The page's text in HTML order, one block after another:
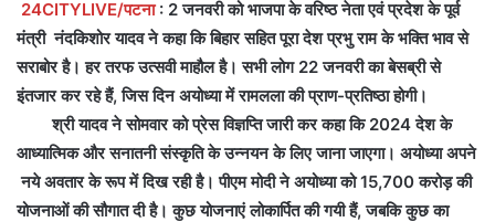
24CITYLIVE/पटना : 2 जनवरी को भाजपा के वरिष्ठ नेता एवं प्रदेश के पूर्व
मंत्री नंदकिशोर यादव ने कहा कि बिहार सहित पूरा देश प्रभु राम के भक्ति भाव से
सराबोर है। हर तरफ उत्सवी माहौल है। सभी लोग 22 जनवरी का बेसब्री से
इंतजार कर रहे हैं, जिस दिन अयोध्या में रामलला की प्राण-प्रतिष्ठा होगी।
श्री यादव ने सोमवार को प्रेस विज्ञप्ति जारी कर कहा कि 2024 देश के
आध्यात्मिक और सनातनी संस्कृति के उन्नयन के लिए जाना जाएगा। अयोध्या अपने
नये अवतार के रूप में दिख रही है। पीएम मोदी ने अयोध्या को 15,700 करोड़ की
योजनाओं की सौगात दी है। कुछ योजनाएं लोकार्पित की गयी हैं, जबकि कुछ का